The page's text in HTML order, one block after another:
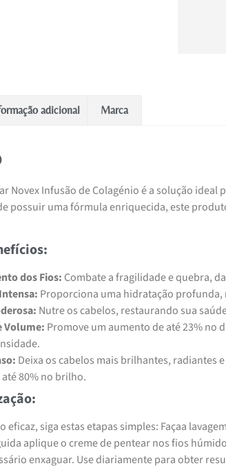
adicional Marca
Novex Infusão de Colagénio é a solução
possuir uma fórmula enriquecida, este
dos Fios: Combate a fragilidade e quebra,
Proporciona uma hidratação profunda,
Nutre os cabelos, restaurando sua
Volume: Promove um aumento de até 23%
Deixa os cabelos mais brilhantes, radiantes
80% no brilho.
eficaz, siga estas etapas simples: Façaa
aplique o creme de pentear nos fios
enxaguar. Use diariamente para obter